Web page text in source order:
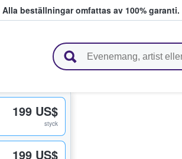
Alla beställningar omfattas av 100% garanti.
199 US$
styck
199 US$